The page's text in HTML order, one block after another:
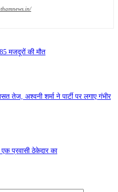
मजदूरों की मौत
तेज, अश्वनी शर्मा ने पार्टी पर लगाए गंभीर
प्रवासी ठेकेदार का